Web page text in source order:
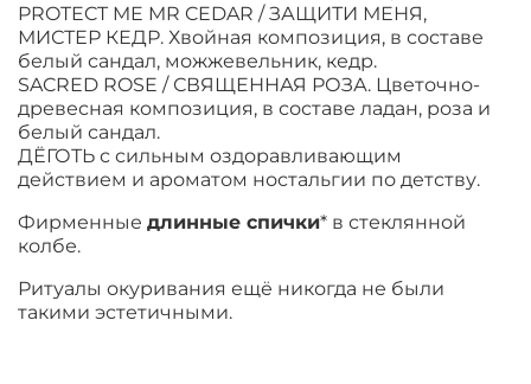
PROTECT ME MR CEDAR / ЗАЩИТИ МЕНЯ,
МИСТЕР КЕДР. Хвойная композиция, в составе
белый сандал, можжевельник, кедр.
SACRED ROSE / СВЯЩЕННАЯ РОЗА. Цветочно-
древесная композиция, в составе ладан, роза и
белый сандал.
ДЁГОТЬ с сильным оздоравливающим
действием и ароматом ностальгии по детству.
Фирменные длинные спички* в стеклянной
колбе.
Ритуалы окуривания ещё никогда не были
такими эстетичными.